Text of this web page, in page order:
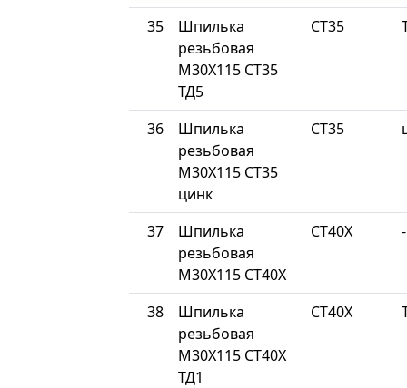
35
Шпилька
резьбовая
М30Х115 СТ35
ТД5
СТ35
36
Шпилька
резьбовая
М30Х115 СТ35
цинк
СТ35
37
Шпилька
резьбовая
М30Х115 СТ40Х
СТ40Х -
38
Шпилька
резьбовая
М30Х115 СТ40Х
ТД1
СТ40Х